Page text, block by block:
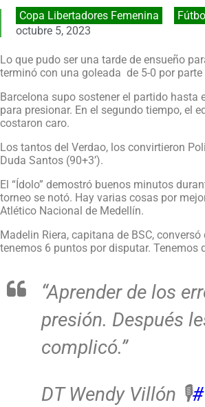
Copa Libertadores Femenina
octubre 5, 2023
Lo que pudo ser una tarde de ensueño
terminó con una goleada de 5-0 por
Barcelona supo sostener el partido
para presionar. En el segundo tiempo, el
costaron caro.
Los tantos del Verdao, los convirtieron
Duda Santos (90+3’).
El “Ídolo” demostró buenos minutos
torneo se notó. Hay varias cosas por
Atlético Nacional de Medellín.
Madelin Riera, capitana de BSC,
tenemos 6 puntos por disputar. Tenemos
“Aprender de los
presión. Después
complicó.”
DT Wendy Villón 🎙